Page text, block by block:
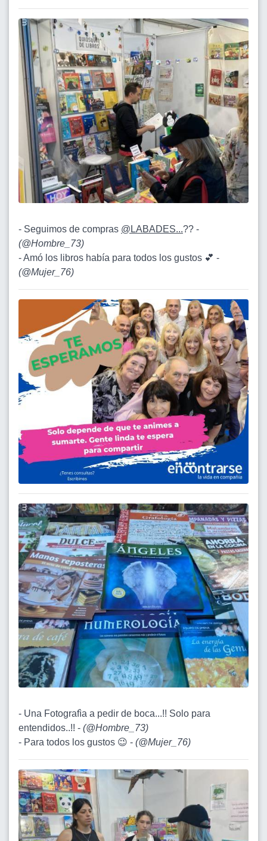
- Seguimos de compras @LABADES...?? -
(@Hombre_73)
- Amó los libros había para todos los gustos 💕 -
(@Mujer_76)
- Una Fotografìa a pedir de boca...!! Solo para
entendidos..!! - (@Hombre_73)
- Para todos los gustos 😉 - (@Mujer_76)